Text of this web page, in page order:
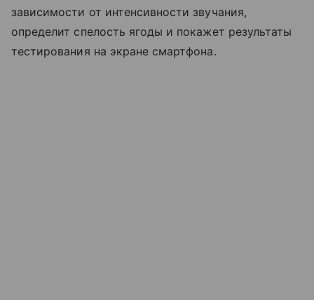
зависимости от интенсивности звучания,
определит спелость ягоды и покажет результаты
тестирования на экране смартфона.